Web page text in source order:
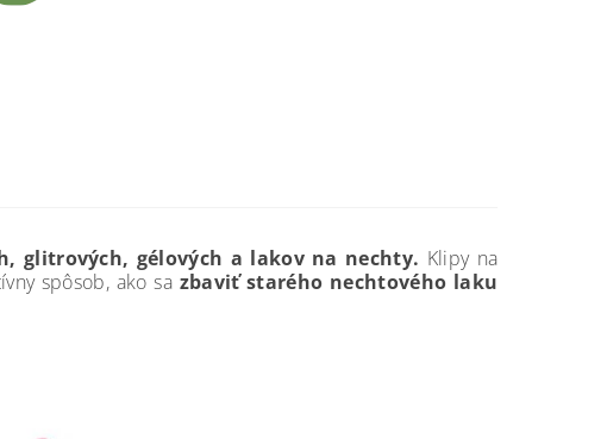
glitrových, gélových a lakov na nechty. Klipy na
spôsob, ako sa zbaviť starého nechtového laku